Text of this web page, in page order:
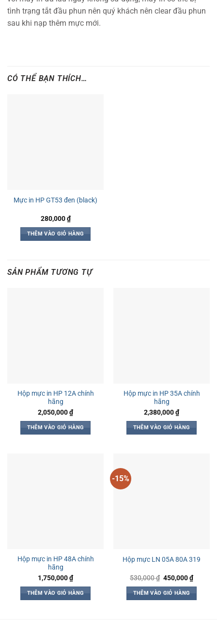
tình trạng tắt đầu phun nên quý khách nên clear đầu phun
sau khi nạp thêm mực mới.
CÓ THỂ BẠN THÍCH…
Mực in HP GT53 đen (black)
280,000₫
THÊM VÀO GIỎ HÀNG
SẢN PHẨM TƯƠNG TỰ
Hộp mực in HP 12A chính
hãng
2,050,000₫
THÊM VÀO GIỎ HÀNG
Hộp mực in HP 35A chính
hãng
2,380,000₫
THÊM VÀO GIỎ HÀNG
Hộp mực in HP 48A chính
hãng
1,750,000₫
THÊM VÀO GIỎ HÀNG
-15%
Hộp mực LN 05A 80A 319
530,000₫ Giá
là:
530,000 ₫.
450,000₫Giá
hiện
THÊM VÀO GIỎ HÀNG